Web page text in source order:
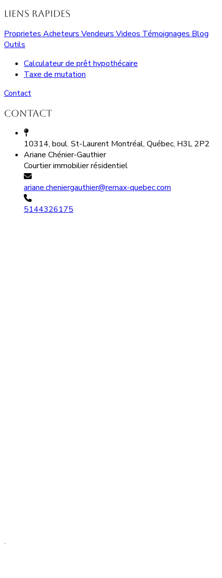
Liens rapides
Proprietes Acheteurs Vendeurs Videos Témoignages Blog
Outils
Calculateur de prêt hypothécaire
Taxe de mutation
Contact
Contact
10314, boul. St-Laurent Montréal, Québec, H3L 2P2
Ariane Chénier-Gauthier
Courtier immobilier résidentiel
ariane.cheniergauthier@remax-quebec.com
5144326175